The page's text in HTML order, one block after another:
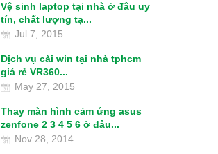
Vệ sinh laptop tại nhà ở đâu uy
tín, chất lượng tạ...
Jul 7, 2015
Dịch vụ cài win tại nhà tphcm
giá rẻ VR360...
May 27, 2015
Thay màn hình cảm ứng asus
zenfone 2 3 4 5 6 ở đâu...
Nov 28, 2014